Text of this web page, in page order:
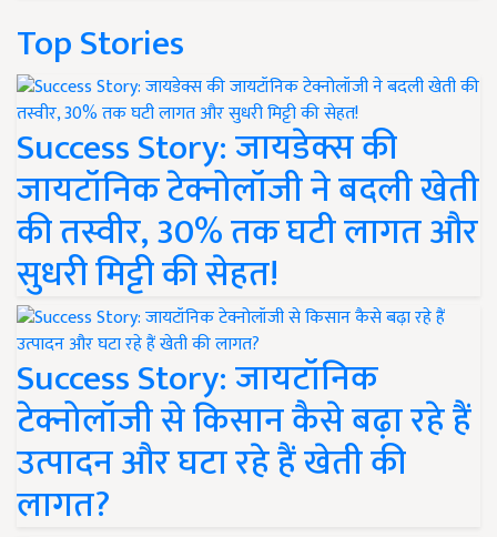
Top Stories
Success Story: जायडेक्स की
जायटॉनिक टेक्नोलॉजी ने बदली खेती
की तस्वीर, 30% तक घटी लागत और
सुधरी मिट्टी की सेहत!
Success Story: जायटॉनिक
टेक्नोलॉजी से किसान कैसे बढ़ा रहे हैं
उत्पादन और घटा रहे हैं खेती की
लागत?